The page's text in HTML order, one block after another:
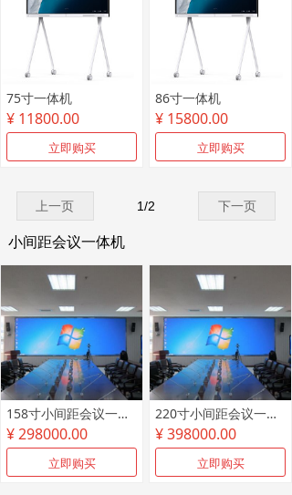
中湘商城
75寸一体机
¥ 11800.00
立即购买
86寸一体机
¥ 15800.00
立即购买
上一页 下一页
1/2
小间距会议一体机
158寸小间距会议一体机
¥ 298000.00
立即购买
220寸小间距会议一体机
¥ 398000.00
立即购买